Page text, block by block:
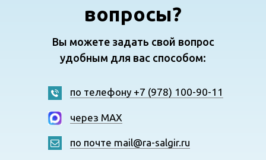
вопросы?
Вы можете задать свой вопрос
удобным для вас способом:
по телефону +7 (978) 100-90-11
через MAX
по почте mail@ra-salgir.ru